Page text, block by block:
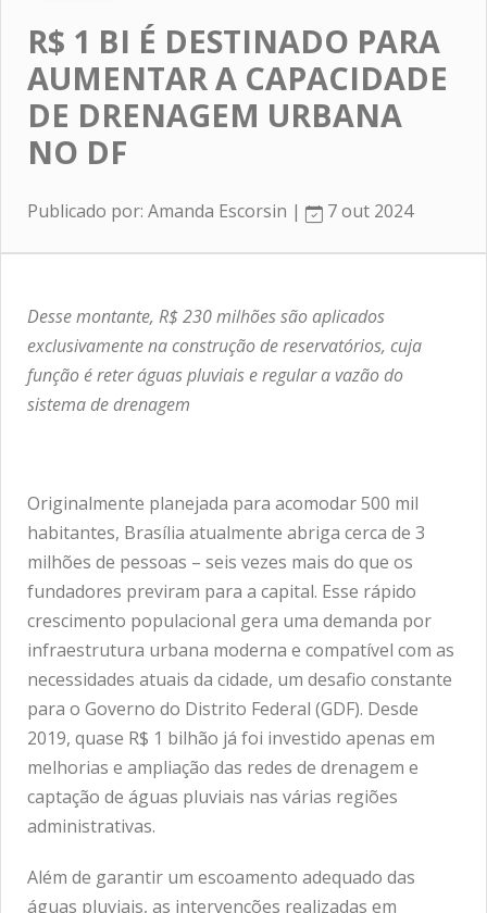
R$ 1 BI É DESTINADO PARA
AUMENTAR A CAPACIDADE
DE DRENAGEM URBANA
NO DF
Publicado por: Amanda Escorsin | 7 out 2024
Desse montante, R$ 230 milhões são aplicados
exclusivamente na construção de reservatórios, cuja
função é reter águas pluviais e regular a vazão do
sistema de drenagem
Originalmente planejada para acomodar 500 mil
habitantes, Brasília atualmente abriga cerca de 3
milhões de pessoas – seis vezes mais do que os
fundadores previram para a capital. Esse rápido
crescimento populacional gera uma demanda por
infraestrutura urbana moderna e compatível com as
necessidades atuais da cidade, um desafio constante
para o Governo do Distrito Federal (GDF). Desde
2019, quase R$ 1 bilhão já foi investido apenas em
melhorias e ampliação das redes de drenagem e
captação de águas pluviais nas várias regiões
administrativas.
Além de garantir um escoamento adequado das
águas pluviais, as intervenções realizadas em